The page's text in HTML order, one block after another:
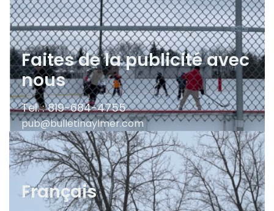
Faites de la publicité avec
nous
Tel. : 819-684-4755
pub@bulletinaylmer.com
Français